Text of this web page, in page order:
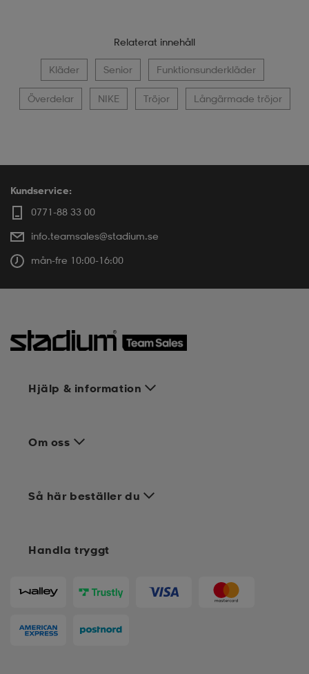
Relaterat innehåll
Kläder Senior Funktionsunderkläder
Överdelar NIKE Tröjor Långärmade tröjor
Kundservice:
0771-88 33 00
info.teamsales@stadium.se
mån-fre 10:00-16:00
Hjälp & information
Om oss
Handla tryggt
Så här beställer du